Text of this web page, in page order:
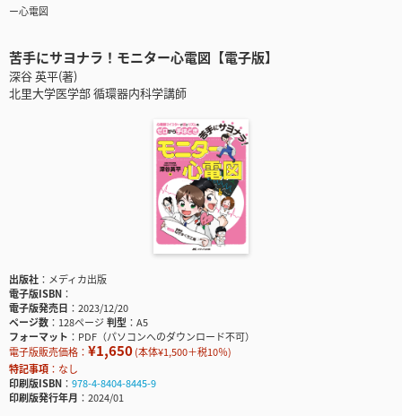
ー心電図
苦手にサヨナラ！モニター心電図【電子版】
深谷 英平(著)
北里大学医学部 循環器内科学講師
出版社
メディカ出版
電子版ISBN
電子版発売日
2023/12/20
ページ数
128ページ判型
A5
フォーマット
PDF（パソコンへのダウンロード不可）
電子版販売価格： ¥1,650(本体¥1,500＋税10％)
特記事項
なし
印刷版ISBN
978-4-8404-8445-9
印刷版発行年月
2024/01